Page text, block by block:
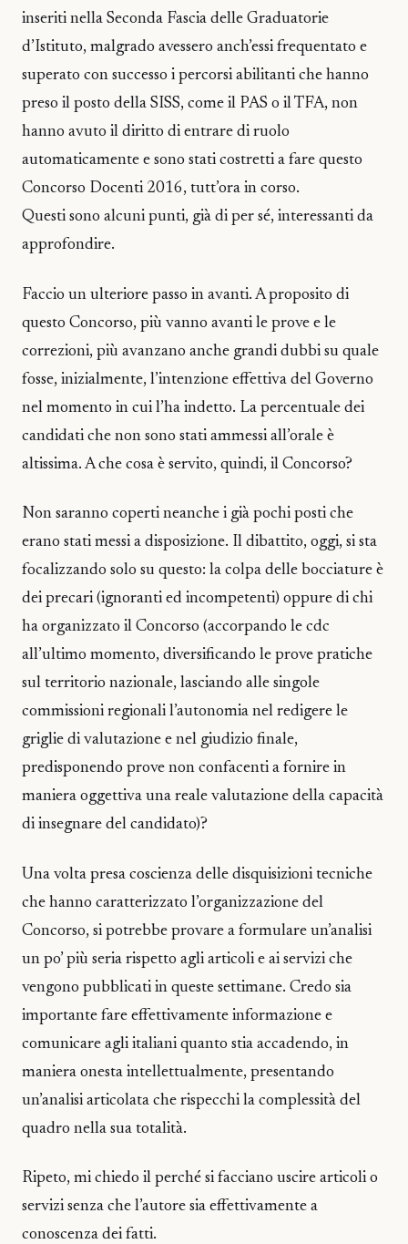
inseriti nella Seconda Fascia delle Graduatorie
d’Istituto, malgrado avessero anch’essi frequentato e
superato con successo i percorsi abilitanti che hanno
preso il posto della SISS, come il PAS o il TFA, non
hanno avuto il diritto di entrare di ruolo
automaticamente e sono stati costretti a fare questo
Concorso Docenti 2016, tutt’ora in corso.
Questi sono alcuni punti, già di per sé, interessanti da
approfondire.
Faccio un ulteriore passo in avanti. A proposito di
questo Concorso, più vanno avanti le prove e le
correzioni, più avanzano anche grandi dubbi su quale
fosse, inizialmente, l’intenzione effettiva del Governo
nel momento in cui l’ha indetto. La percentuale dei
candidati che non sono stati ammessi all’orale è
altissima. A che cosa è servito, quindi, il Concorso?
Non saranno coperti neanche i già pochi posti che
erano stati messi a disposizione. Il dibattito, oggi, si sta
focalizzando solo su questo: la colpa delle bocciature è
dei precari (ignoranti ed incompetenti) oppure di chi
ha organizzato il Concorso (accorpando le cdc
all’ultimo momento, diversificando le prove pratiche
sul territorio nazionale, lasciando alle singole
commissioni regionali l’autonomia nel redigere le
griglie di valutazione e nel giudizio finale,
predisponendo prove non confacenti a fornire in
maniera oggettiva una reale valutazione della capacità
di insegnare del candidato)?
Una volta presa coscienza delle disquisizioni tecniche
che hanno caratterizzato l’organizzazione del
Concorso, si potrebbe provare a formulare un’analisi
un po’ più seria rispetto agli articoli e ai servizi che
vengono pubblicati in queste settimane. Credo sia
importante fare effettivamente informazione e
comunicare agli italiani quanto stia accadendo, in
maniera onesta intellettualmente, presentando
un’analisi articolata che rispecchi la complessità del
quadro nella sua totalità.
Ripeto, mi chiedo il perché si facciano uscire articoli o
servizi senza che l’autore sia effettivamente a
conoscenza dei fatti.